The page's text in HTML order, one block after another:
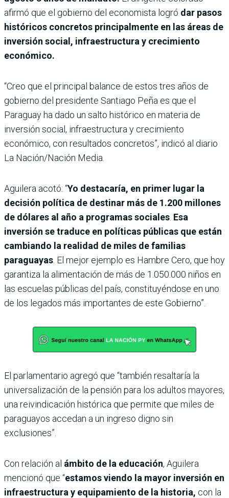
afirmó que el gobierno del economista logró dar pasos
históricos concretos principalmente en las áreas de
inversión social, infraestructura y crecimiento
económico.
“Creo que el principal balance de estos tres años de
gobierno del presidente Santiago Peña es que el
Paraguay ha dado un salto histórico en materia de
inversión social, infraestructura y crecimiento
económico, con resultados concretos”, indicó al diario
La Nación/Nación Media.
Aguilera acotó: “Yo destacaría, en primer lugar la
decisión política de destinar más de 1.200 millones
de dólares al año a programas sociales Esa
inversión se traduce en políticas públicas que están
cambiando la realidad de miles de familias
paraguayas . El mejor ejemplo es Hambre Cero, que hoy
garantiza la alimentación de más de 1.050.000 niños en
las escuelas públicas del país, constituyéndose en uno
de los legados más importantes de este Gobierno”.
El parlamentario agregó que “también resaltaría la
universalización de la pensión para los adultos mayores,
una reivindicación histórica que permite que miles de
paraguayos accedan a un ingreso digno sin
exclusiones”.
Con relación al ámbito de la educación, Aguilera
mencionó que “estamos viendo la mayor inversión en
infraestructura y equipamiento de la historia, con la